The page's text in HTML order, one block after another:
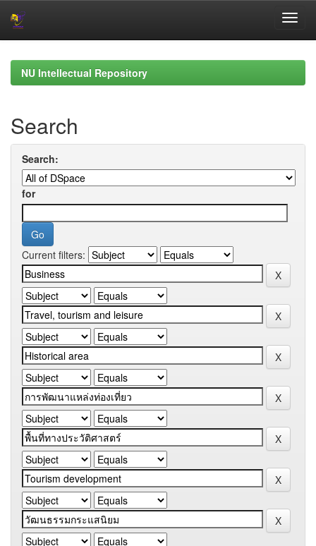
navigationNU Intellectual Repository
Search
Search:
for
Current filters: